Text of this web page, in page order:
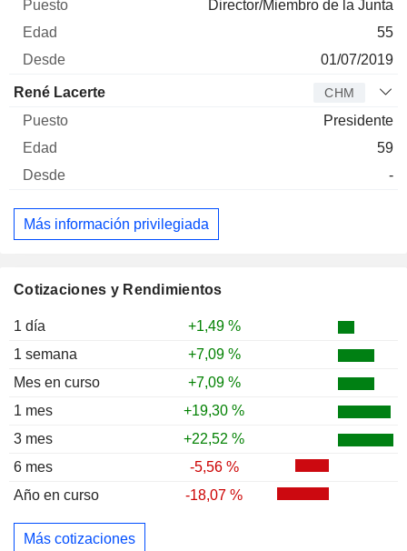
Cotizaciones y Rendimientos
1 día
+1,49 %
1 semana
+7,09 %
Mes en curso
+7,09 %
1 mes
+19,30 %
3 mes
+22,52 %
6 mes
-5,56 %
Año en curso
-18,07 %
Más cotizaciones
Director/Miembro de la Junta
55
01/07/2019
René Lacerte CHM
Presidente
59
-
Más información privilegiada